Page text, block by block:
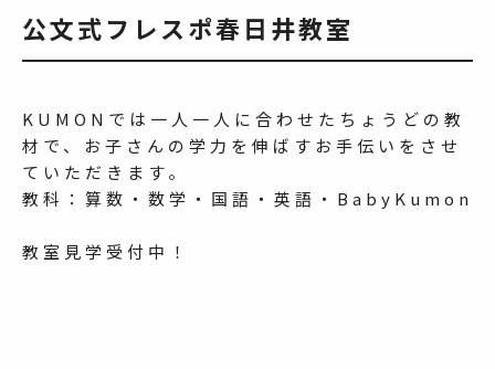
公文式フレスポ春日井教室
KUMONでは一人一人に合わせたちょうどの教
材で、お子さんの学力を伸ばすお手伝いをさせ
ていただきます。
教科：算数・数学・国語・英語・BabyKumon
教室見学受付中！